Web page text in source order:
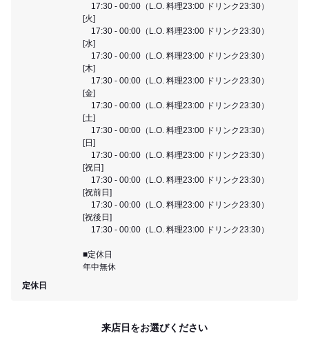
17:30 - 00:00（L.O. 料理23:00 ドリンク23:30）
[火]
17:30 - 00:00（L.O. 料理23:00 ドリンク23:30）
[水]
17:30 - 00:00（L.O. 料理23:00 ドリンク23:30）
[木]
17:30 - 00:00（L.O. 料理23:00 ドリンク23:30）
[金]
17:30 - 00:00（L.O. 料理23:00 ドリンク23:30）
[土]
17:30 - 00:00（L.O. 料理23:00 ドリンク23:30）
[日]
17:30 - 00:00（L.O. 料理23:00 ドリンク23:30）
[祝日]
17:30 - 00:00（L.O. 料理23:00 ドリンク23:30）
[祝前日]
17:30 - 00:00（L.O. 料理23:00 ドリンク23:30）
[祝後日]
17:30 - 00:00（L.O. 料理23:00 ドリンク23:30）
■定休日
年中無休
定休日
来店日をお選びください